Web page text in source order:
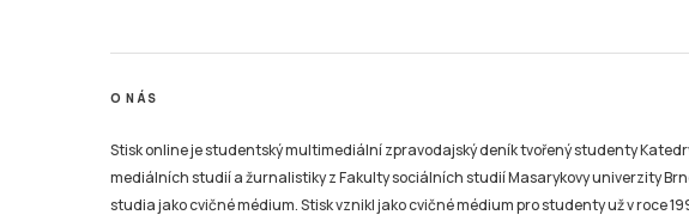
O NÁS
Stisk online je studentský multimediální zpravodajský deník tvořený studenty
mediálních studií a žurnalistiky z Fakulty sociálních studií Masarykovy univerzity
studia jako cvičné médium. Stisk vznikl jako cvičné médium pro studenty už v roce